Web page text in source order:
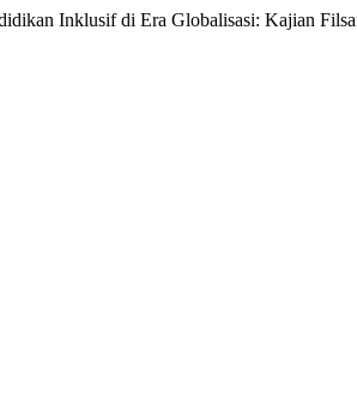
Inklusif di Era Globalisasi: Kajian